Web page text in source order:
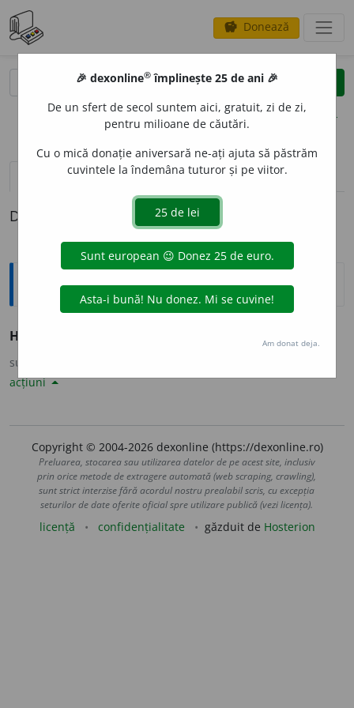
savings Donează
clear
opțiuni
definiții (1)
Definiția cu ID-ul 911374:
Explicative DEX
HIDRARG
sursa:
acțiuni
Copyright © 2004-2026 dexonline (https://dexonline.ro)
Preluarea, stocarea sau utilizarea datelor de pe acest site, inclusiv
prin orice metode de extragere automată (web scraping, crawling),
sunt strict interzise fără acordul nostru prealabil scris, cu excepția
seturilor de date oferite oficial spre utilizare publică (vezi licența).
licență confidențialitate găzduit de Hosterion
🎉 dexonline® împlinește 25 de ani 🎉
De un sfert de secol suntem aici, gratuit, zi de zi,
pentru milioane de căutări.
Cu o mică donație aniversară ne-ați ajuta să păstrăm
cuvintele la îndemâna tuturor și pe viitor.
Am donat deja.